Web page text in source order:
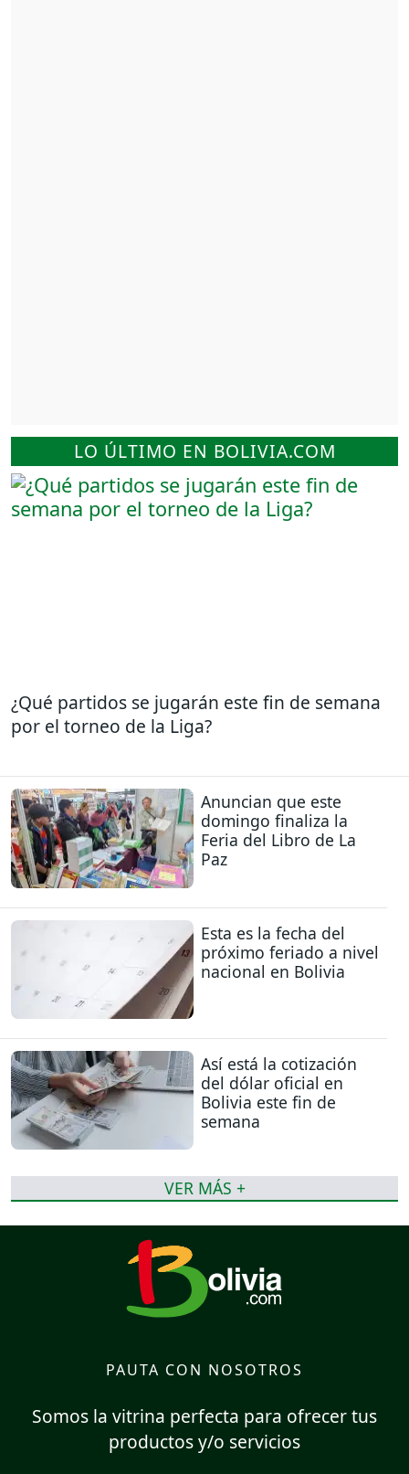
LO ÚLTIMO EN BOLIVIA.COM
¿Qué partidos se jugarán este fin de semana
por el torneo de la Liga?
Anuncian que este
domingo finaliza la
Feria del Libro de La
Paz
Esta es la fecha del
próximo feriado a nivel
nacional en Bolivia
Así está la cotización
del dólar oficial en
Bolivia este fin de
semana
VER MÁS +
PAUTA CON NOSOTROS
Somos la vitrina perfecta para ofrecer tus
productos y/o servicios